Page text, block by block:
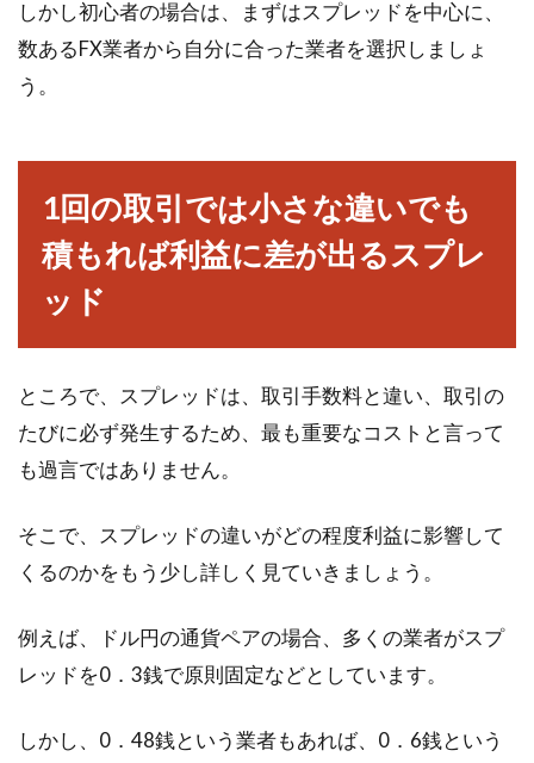
しかし初心者の場合は、まずはスプレッドを中心に、
数あるFX業者から自分に合った業者を選択しましょ
う。
1回の取引では小さな違いでも
積もれば利益に差が出るスプレ
ッド
ところで、スプレッドは、取引手数料と違い、取引の
たびに必ず発生するため、最も重要なコストと言って
も過言ではありません。
そこで、スプレッドの違いがどの程度利益に影響して
くるのかをもう少し詳しく見ていきましょう。
例えば、ドル円の通貨ペアの場合、多くの業者がスプ
レッドを0．3銭で原則固定などとしています。
しかし、0．48銭という業者もあれば、0．6銭という